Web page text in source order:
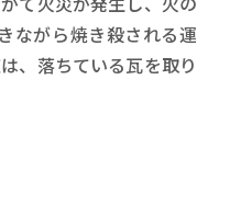
ながら焼き殺される運
、落ちている瓦を取り